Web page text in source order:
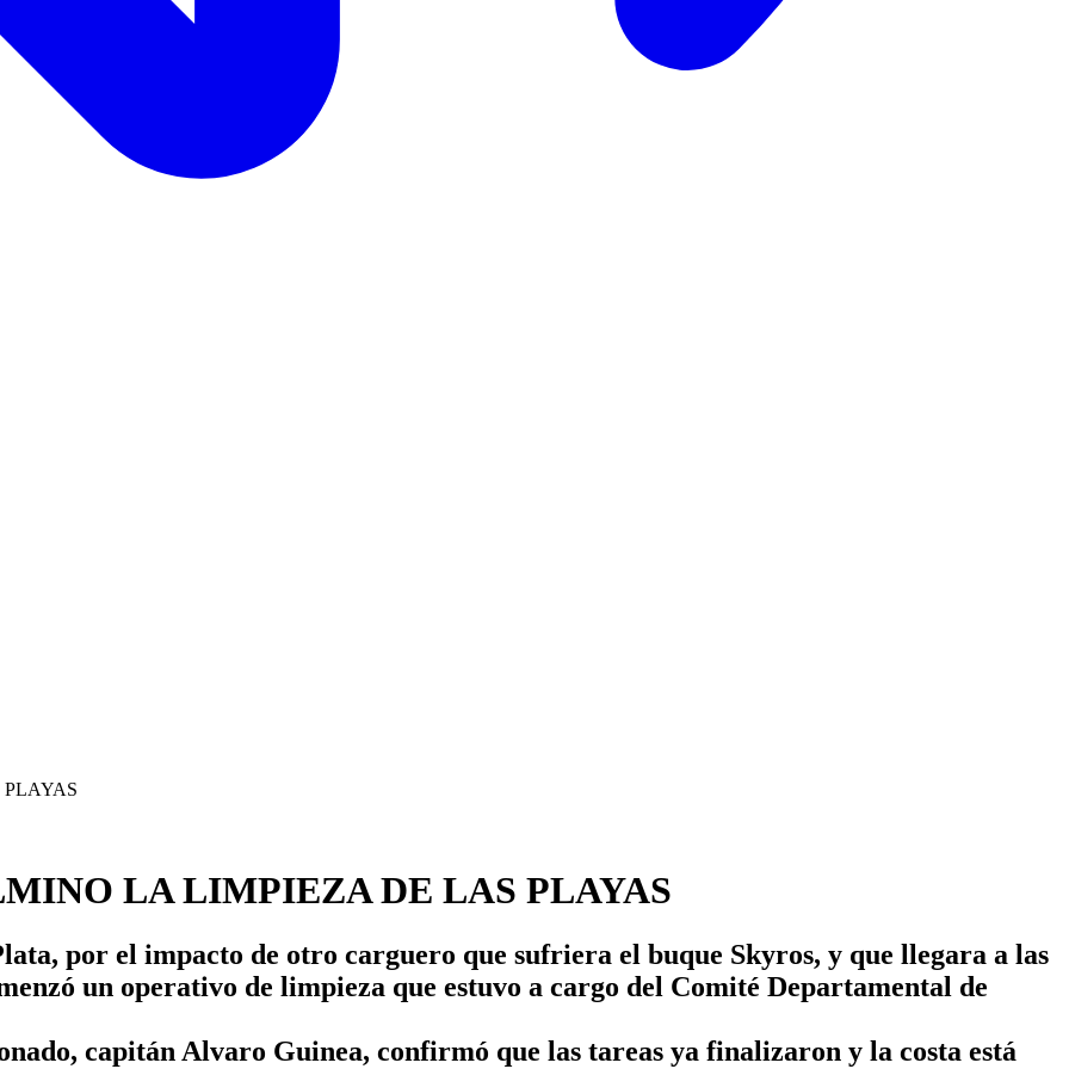
LA LIMPIEZA DE LAS PLAYAS
por el impacto de otro carguero que sufriera el buque Skyros, y que llegara a las
un operativo de limpieza que estuvo a cargo del Comité Departamental de
capitán Alvaro Guinea, confirmó que las tareas ya finalizaron y la costa está